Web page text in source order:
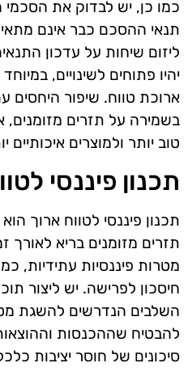
כמו כן, יש לבדוק את
תנאי ההסכם כבר אינם
ליזום שיחות על עדכון
יהיו פתוחים לשינויים,
ארוכת טווח. שיפור היחסים
בשמירה על תזרים מזומנים,
טוב יותר ולמוצרים איכותיים
תכנון פיננסי
תכנון פיננסי לטווח ארוך
תזרים מזומנים בריא לאורך
מטרות פיננסיות עתידיות,
חיסכון לפרישה. יש ליצור
השלבים הנדרשים להשגת
להבטיח שההכנסות
סיכונים של חוסר יציבות